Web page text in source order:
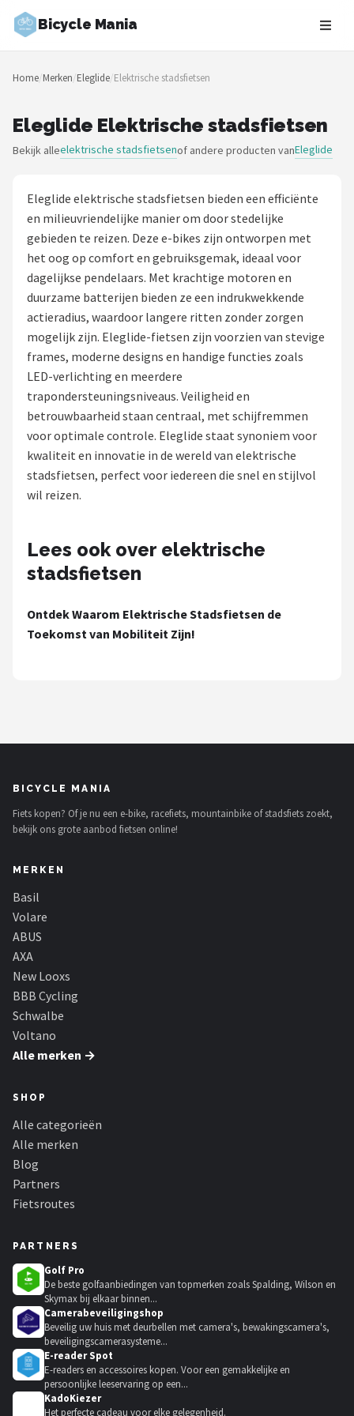
Bicycle Mania
Zoeken
NAVIGATIE
Merken
Kinderfietsen
Stadsfietsen
Elektrische fietsen
Mountainbikes
Shop
Basil
ABUS
New Looxs
Shimano
Cortina
Alle merken →
Home/Merken/Eleglide/Elektrische stadsfietsen
Eleglide Elektrische stadsfietsen
Bekijk alleelektrische stadsfietsenof andere producten vanEleglide
Eleglide elektrische stadsfietsen bieden een efficiënte
en milieuvriendelijke manier om door stedelijke
gebieden te reizen. Deze e-bikes zijn ontworpen met
het oog op comfort en gebruiksgemak, ideaal voor
dagelijkse pendelaars. Met krachtige motoren en
duurzame batterijen bieden ze een indrukwekkende
actieradius, waardoor langere ritten zonder zorgen
mogelijk zijn. Eleglide-fietsen zijn voorzien van stevige
frames, moderne designs en handige functies zoals
LED-verlichting en meerdere
trapondersteuningsniveaus. Veiligheid en
betrouwbaarheid staan centraal, met schijfremmen
voor optimale controle. Eleglide staat synoniem voor
kwaliteit en innovatie in de wereld van elektrische
stadsfietsen, perfect voor iedereen die snel en stijlvol
wil reizen.
Lees ook over elektrische
stadsfietsen
Ontdek Waarom Elektrische Stadsfietsen de
Toekomst van Mobiliteit Zijn!
BICYCLE MANIA
Fiets kopen? Of je nu een e-bike, racefiets, mountainbike of stadsfiets zoekt,
bekijk ons grote aanbod fietsen online!
MERKEN
Basil
Volare
ABUS
AXA
New Looxs
BBB Cycling
Schwalbe
Voltano
Alle merken →
SHOP
Alle categorieën
Alle merken
Blog
Partners
Fietsroutes
PARTNERS
Golf Pro
De beste golfaanbiedingen van topmerken zoals Spalding, Wilson en
Skymax bij elkaar binnen...
Camerabeveiligingshop
Beveilig uw huis met deurbellen met camera's, bewakingscamera's,
beveiligingscamerasysteme...
E-reader Spot
E-readers en accessoires kopen. Voor een gemakkelijke en
persoonlijke leeservaring op een...
KadoKiezer
Het perfecte cadeau voor elke gelegenheid.